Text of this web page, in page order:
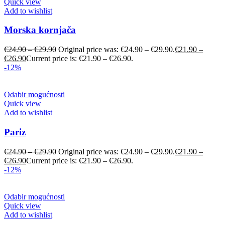
Add to wishlist
Morska kornjača
€24.90–€29.90 Original price was: €24.90 – €29.90.€21.90 –
€26.90Current price is: €21.90 – €26.90.
-12%
Odabir mogućnosti
Quick view
Add to wishlist
Pariz
€24.90–€29.90 Original price was: €24.90 – €29.90.€21.90 –
€26.90Current price is: €21.90 – €26.90.
-12%
Odabir mogućnosti
Quick view
Add to wishlist